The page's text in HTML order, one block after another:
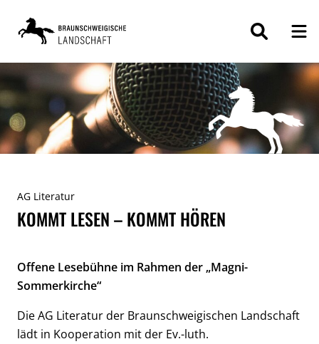
ZUM
INHALT
AG Literatur
KOMMT LESEN – KOMMT HÖREN
Offene Lesebühne im Rahmen der „Magni-
Sommerkirche“
Die AG Literatur der Braunschweigischen Landschaft
lädt in Kooperation mit der Ev.-luth.